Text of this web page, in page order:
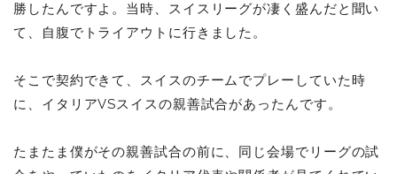
勝したんですよ。当時、スイスリーグが凄く盛んだと聞い
て、自腹でトライアウトに行きました。
そこで契約できて、スイスのチームでプレーしていた時
に、イタリアVSスイスの親善試合があったんです。
たまたま僕がその親善試合の前に、同じ会場でリーグの試